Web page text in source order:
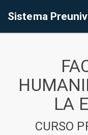
Sistema
LA
CURSO